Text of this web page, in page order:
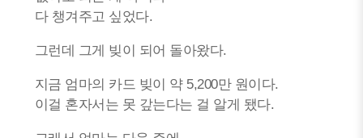
다 챙겨주고 싶었다.
그런데 그게 빚이 되어 돌아왔다.
지금 엄마의 카드 빚이 약 5,200만 원이다.
이걸 혼자서는 못 갚는다는 걸 알게 됐다.